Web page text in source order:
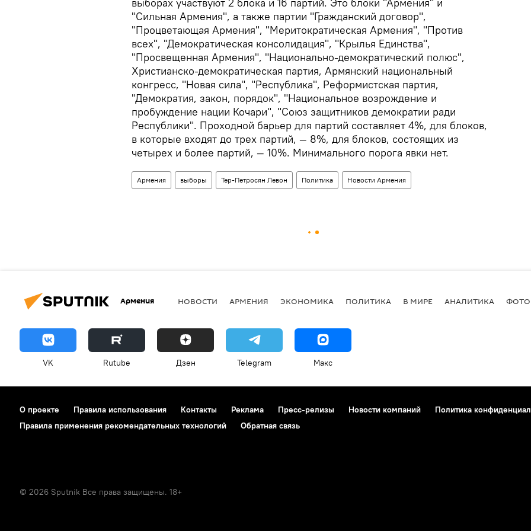
"Сильная Армения", а также партии "Гражданский договор",
"Процветающая Армения", "Меритократическая Армения", "Против
всех", "Демократическая консолидация", "Крылья Единства",
"Просвещенная Армения", "Национально-демократический полюс",
Христианско-демократическая партия, Армянский национальный
конгресс, "Новая сила", "Республика", Реформистская партия,
"Демократия, закон, порядок", "Национальное возрождение и
пробуждение нации Кочари", "Союз защитников демократии ради
Республики". Проходной барьер для партий составляет 4%, для блоков,
в которые входят до трех партий, — 8%, для блоков, состоящих из
четырех и более партий, — 10%. Минимального порога явки нет.
Армения выборы Тер-Петросян Левон Политика Новости Армения
Армения НОВОСТИ АРМЕНИЯ ЭКОНОМИКА ПОЛИТИКА В МИРЕ АНАЛИТИКА ФОТО
VK Rutube Дзен Telegram Макс
О проекте Правила использования Контакты Реклама Пресс-релизы Новости компаний
Политика
Правила применения рекомендательных технологий
Обратная связь
© 2026 Sputnik Все права защищены. 18+